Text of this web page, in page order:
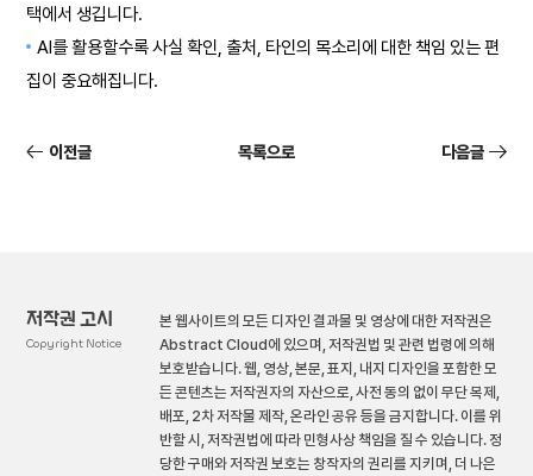
택에서 생깁니다.
AI를 활용할수록 사실 확인, 출처, 타인의 목소리에 대한 책임 있는 편
집이 중요해집니다.
이전글 목록으로 다음글
저작권 고시
Copyright Notice
본 웹사이트의 모든 디자인 결과물 및 영상에 대한 저작권은
Abstract Cloud에 있으며, 저작권법 및 관련 법령에 의해
보호받습니다. 웹, 영상, 본문, 표지, 내지 디자인을 포함한 모
든 콘텐츠는 저작권자의 자산으로, 사전 동의 없이 무단 복제,
배포, 2차 저작물 제작, 온라인 공유 등을 금지합니다. 이를 위
반할 시, 저작권법에 따라 민형사상 책임을 질 수 있습니다. 정
당한 구매와 저작권 보호는 창작자의 권리를 지키며, 더 나은